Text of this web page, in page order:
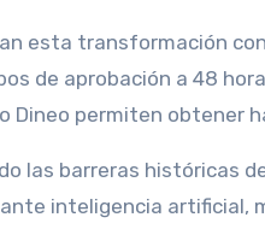
esta transformación
de aprobación a 48
Dineo permiten obtener
las barreras históricas
inteligencia